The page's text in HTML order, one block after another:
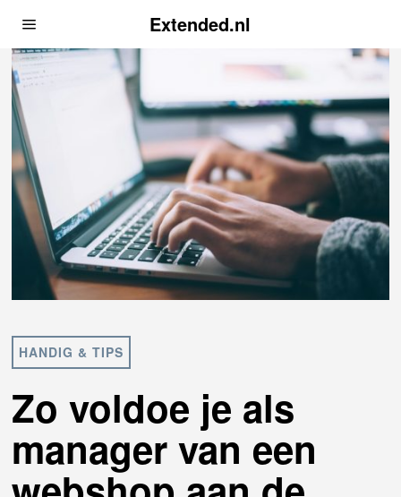
Extended.nl
HANDIG & TIPS
Zo voldoe je als
manager van een